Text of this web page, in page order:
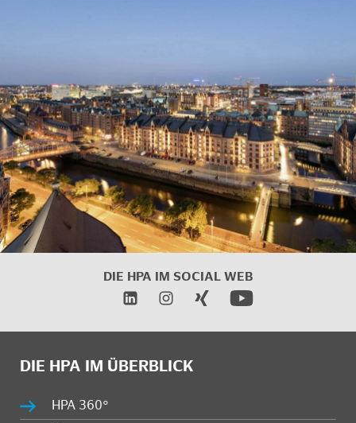
DIE HPA IM SOCIAL WEB
DIE HPA IM ÜBERBLICK
HPA 360°